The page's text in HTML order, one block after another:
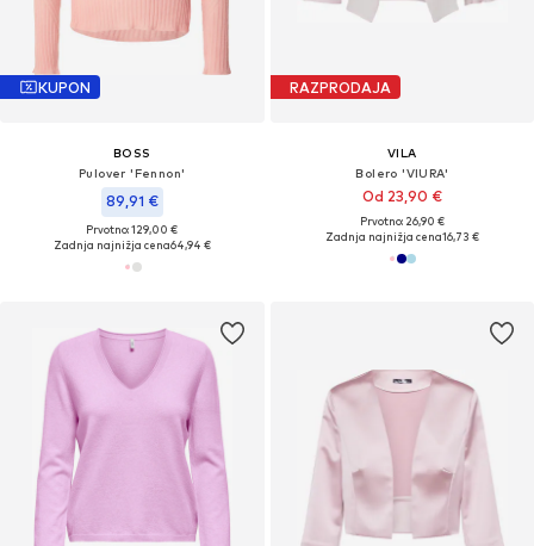
KUPON
BOSS
Pulover 'Fennon'
89,91 €
Prvotno: 129,00 €
Zadnja najnižja cena64,94 €
RAZPRODAJA
VILA
Bolero 'VIURA'
Od 23,90 €
Prvotno: 26,90 €
Zadnja najnižja cena16,73 €